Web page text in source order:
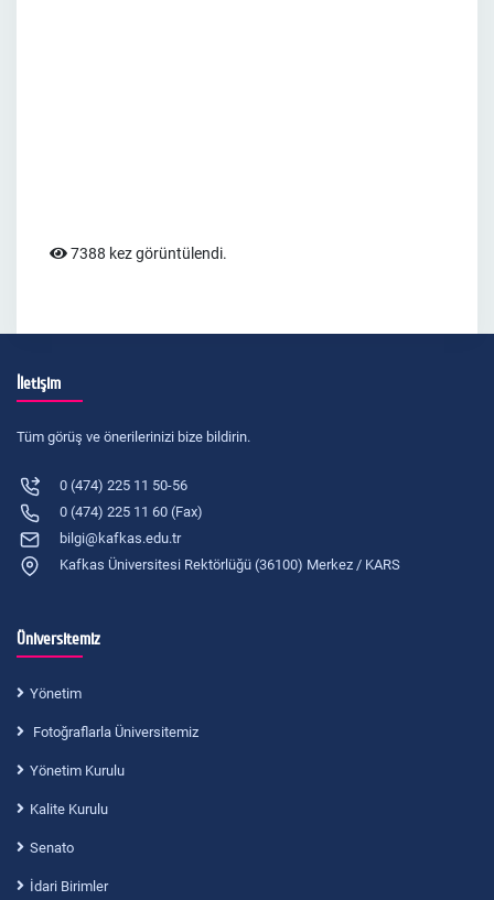
7388 kez görüntülendi.
İletişim
Tüm görüş ve önerilerinizi bize bildirin.
0 (474) 225 11 50-56
0 (474) 225 11 60 (Fax)
bilgi@kafkas.edu.tr
Kafkas Üniversitesi Rektörlüğü (36100) Merkez / KARS
Üniversitemiz
Yönetim
Fotoğraflarla Üniversitemiz
Yönetim Kurulu
Kalite Kurulu
Senato
İdari Birimler